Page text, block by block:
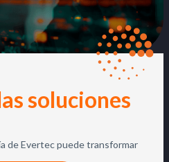
soluciones
de Evertec puede transformar